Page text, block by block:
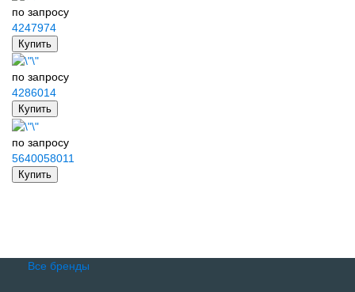
по запросу
4247974
Купить
по запросу
4286014
Купить
по запросу
5640058011
Купить
Все бренды